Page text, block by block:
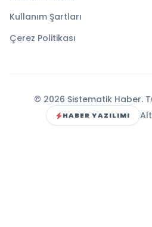
Kullanım Şartları
Çerez Politikası
© 2026 Sistematik Haber.
HABER YAZILIMI